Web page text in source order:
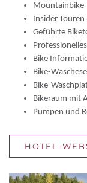
Insider
Gefü hrte
Bike
Bike-Wä
Bike-
Bikeraum mit
Pumpen und
HOTEL-